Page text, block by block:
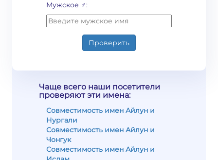
Мужское ♂:
Проверить
Чаще всего наши посетители
проверяют эти имена:
Совместимость имен Айлун и
Нургали
Совместимость имен Айлун и
Чонгук
Совместимость имен Айлун и